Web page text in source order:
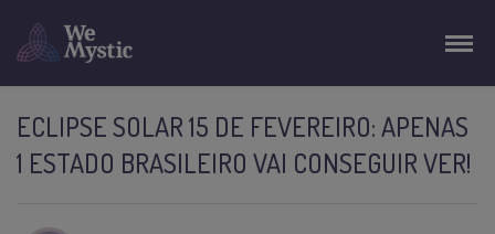
ECLIPSE SOLAR 15 DE FEVEREIRO: APENAS
1 ESTADO BRASILEIRO VAI CONSEGUIR VER!